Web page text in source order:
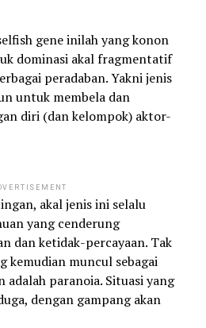
gene inilah yang konon
dominasi akal fragmentatif
peradaban. Yakni jenis
untuk membela dan
diri (dan kelompok) aktor-
akal jenis ini selalu
yang cenderung
dan ketidak-percayaan. Tak
kemudian muncul sebagai
adalah paranoia. Situasi yang
dengan gampang akan